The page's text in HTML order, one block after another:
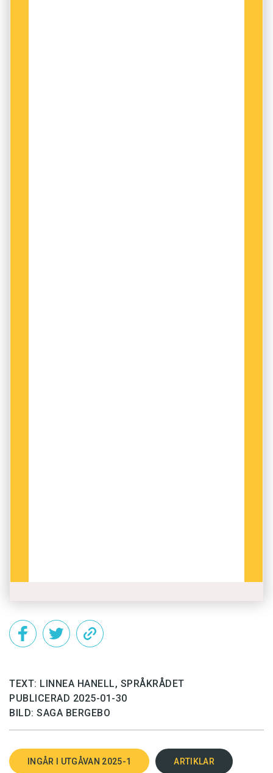
TEXT: LINNEA HANELL, SPRÅKRÅDET
PUBLICERAD 2025-01-30
BILD: SAGA BERGEBO
INGÅR I UTGÅVAN 2025-1 ARTIKLAR